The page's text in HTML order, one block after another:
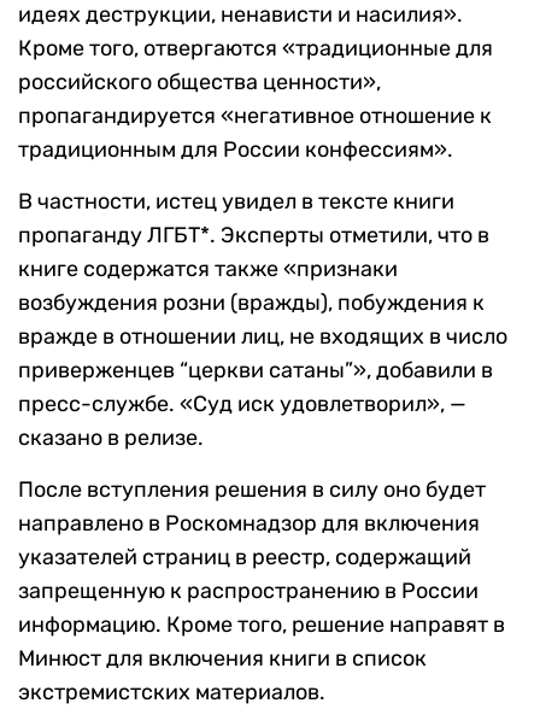
идеях деструкции, ненависти и насилия».
Кроме того, отвергаются «традиционные для
российского общества ценности»,
пропагандируется «негативное отношение к
традиционным для России конфессиям».
В частности, истец увидел в тексте книги
пропаганду ЛГБТ*. Эксперты отметили, что в
книге содержатся также «признаки
возбуждения розни (вражды), побуждения к
вражде в отношении лиц, не входящих в число
приверженцев “церкви сатаны”», добавили в
пресс-службе. «Суд иск удовлетворил», —
сказано в релизе.
После вступления решения в силу оно будет
направлено в Роскомнадзор для включения
указателей страниц в реестр, содержащий
запрещенную к распространению в России
информацию. Кроме того, решение направят в
Минюст для включения книги в список
экстремистских материалов.